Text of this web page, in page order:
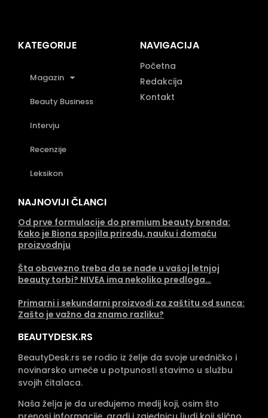
KATEGORIJE
Magazin
Beauty Business
Intervju
Recenzije
Leksikon
NAVIGACIJA
Početna
Redakcija
Kontakt
NAJNOVIJI ČLANCI
Od prve formulacije do premium beauty brenda:
Kako je Biona spojila prirodu, nauku i domaću
proizvodnju
Šta obavezno treba da se nađe u vašoj letnjoj
beauty torbi? NIVEA ima nekoliko predloga…
Primarni i sekundarni proizvodi za zaštitu od sunca:
Zašto je važno da znamo razliku?
BEAUTYDESK.RS
BeautyDesk.rs se rodio iz želje da svoje uredničko i
novinarsko umeće u potpunosti stavimo u službu
svojih čitalaca.
Naša želja je da uređujemo medij koji, osim što